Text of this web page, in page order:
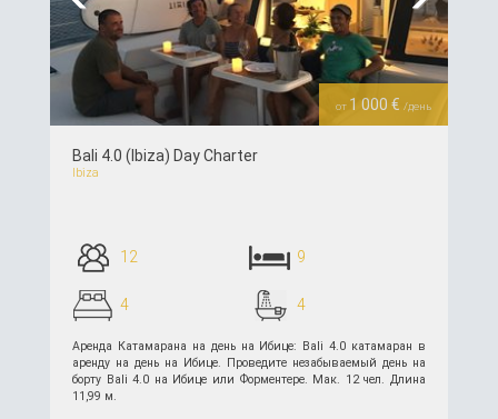
Previous Next
от 1 000 € /день
Bali 4.0 (Ibiza) Day Charter
Ibiza
12 9
4 4
Аренда Катамарана на день на Ибице: Bali 4.0 катамаран в
аренду на день на Ибице. Проведите незабываемый день на
борту Bali 4.0 на Ибице или Форментере. Мак. 12 чел. Длина
11,99 м.